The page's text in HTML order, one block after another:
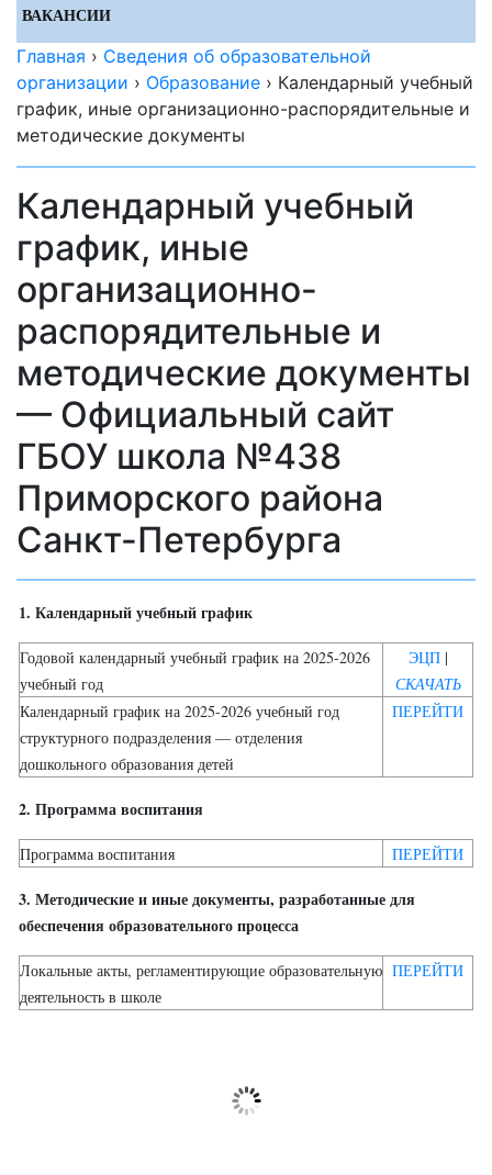
ВАКАНСИИ
Главная › Сведения об образовательной
организации › Образование › Календарный учебный
график, иные организационно-распорядительные и
методические документы
Календарный учебный
график, иные
организационно-
распорядительные и
методические документы
— Официальный сайт
ГБОУ школа №438
Приморского района
Санкт-Петербурга
1. Календарный учебный график
Годовой календарный учебный график на 2025-2026
учебный год
ЭЦП|
СКАЧАТЬ
Календарный график на 2025-2026 учебный год
структурного подразделения — отделения
дошкольного образования детей
ПЕРЕЙТИ
2. Программа воспитания
Программа воспитания ПЕРЕЙТИ
3. Методические и иные документы, разработанные для
обеспечения образовательного процесса
Локальные акты, регламентирующие образовательную
деятельность в школе
ПЕРЕЙТИ